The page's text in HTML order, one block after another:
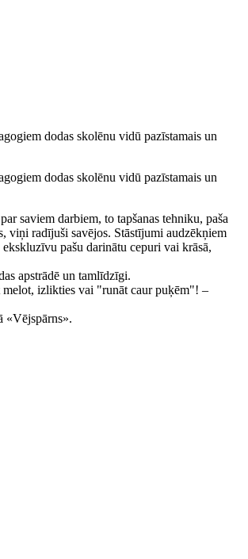
dodas skolēnu vidū pazīstamais un
dodas skolēnu vidū pazīstamais un
saviem darbiem, to tapšanas tehniku, paša
viņi radījuši savējos. Stāstījumi audzēkņiem
pašu darinātu cepuri vai krāsā,
apstrādē un tamlīdzīgi.
melot, izlikties vai "runāt caur puķēm"! –
«Vējspārns».